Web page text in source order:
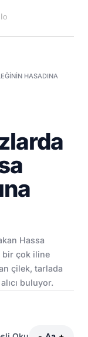
HASADINA
Hassa
bir çok iline
çilek, tarlada
buluyor.